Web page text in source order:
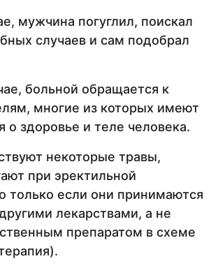
мужчина погуглил, поискал
случаев и сам подобрал
больной обращается к
многие из которых имеют
о здоровье и теле человека.
некоторые травы,
при эректильной
только если они принимаются
лекарствами, а не
препаратом в схеме